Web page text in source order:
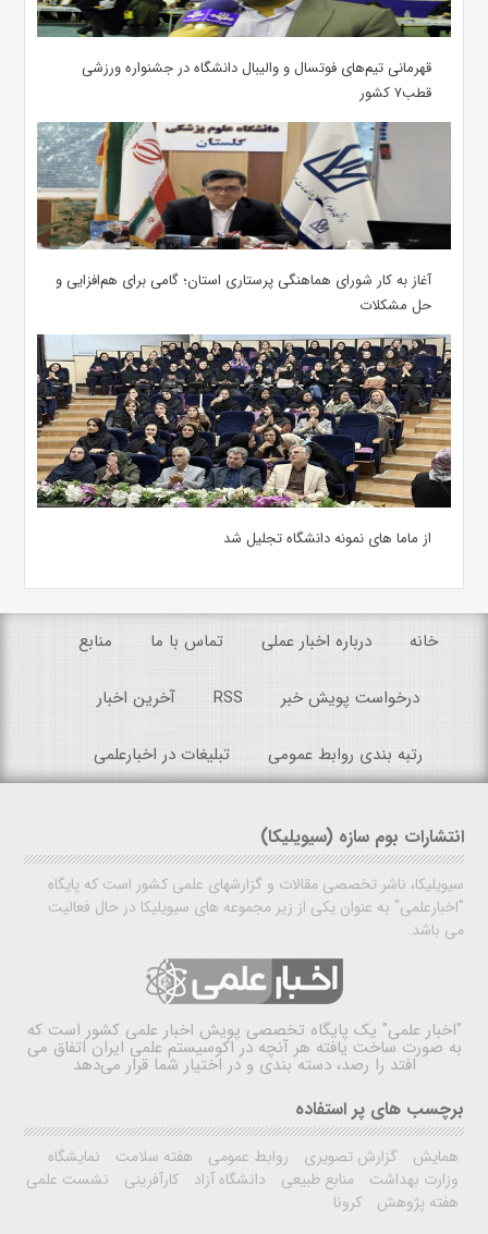
قهرمانی تیم‌های فوتسال و والیبال دانشگاه در جشنواره ورزشی
قطب۷ کشور
آغاز به کار شورای هماهنگی پرستاری استان؛ گامی برای هم‌افزایی و
حل مشکلات
از ماما های نمونه دانشگاه تجلیل شد
خانه درباره اخبار عملی تماس با ما منابع
درخواست پویش خبر RSS آخرین اخبار
رتبه بندی روابط عمومی تبلیغات در اخبارعلمی
انتشارات بوم سازه (سیویلیکا)
سیویلیکا، ناشر تخصصی مقالات و گزارشهای علمی کشور است که پایگاه
"اخبارعلمی" به عنوان یکی از زیر مجموعه های سیویلیکا در حال فعالیت
می باشد.
"اخبار علمی" یک پایگاه تخصصی پویش اخبار علمی کشور است که
به صورت ساخت یافته هر آنچه در اکوسیستم علمی ایران اتفاق می
افتد را رصد، دسته بندی و در اختیار شما قرار می‌دهد
برچسب های پر استفاده
همایش گزارش تصویری روابط عمومی هفته سلامت
نمایشگاه
وزارت بهداشت
منابع طبیعی دانشگاه آزاد کارآفرینی
نشست علمی
هفته پژوهش
کرونا